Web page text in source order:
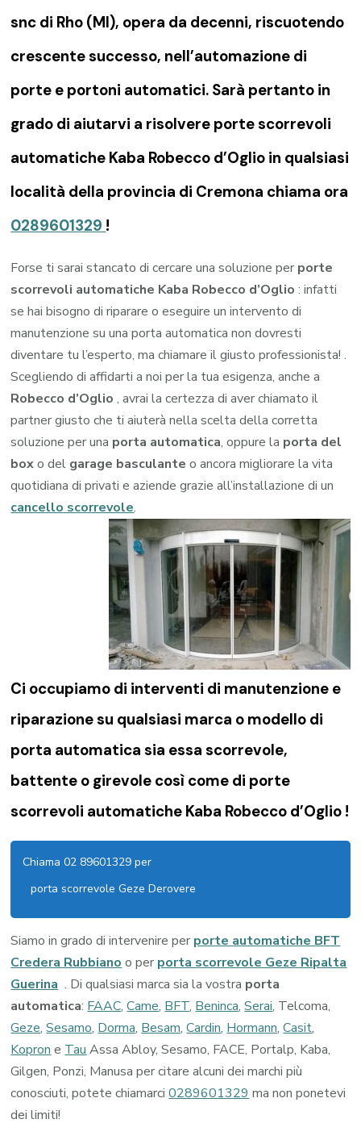
snc di Rho (MI), opera da decenni, riscuotendo
crescente successo, nell’automazione di
porte e portoni automatici. Sarà pertanto in
grado di aiutarvi a risolvere porte scorrevoli
automatiche Kaba Robecco d’Oglio in qualsiasi
località della provincia di Cremona chiama ora
0289601329 !
Forse ti sarai stancato di cercare una soluzione per porte
scorrevoli automatiche Kaba Robecco d’Oglio : infatti
se hai bisogno di riparare o eseguire un intervento di
manutenzione su una porta automatica non dovresti
diventare tu l’esperto, ma chiamare il giusto professionista! .
Scegliendo di affidarti a noi per la tua esigenza, anche a
Robecco d’Oglio, avrai la certezza di aver chiamato il
partner giusto che ti aiuterà nella scelta della corretta
soluzione per una porta automatica, oppure la porta del
boxo del garage basculante o ancora migliorare la vita
quotidiana di privati e aziende grazie all’installazione di un
cancello scorrevole.
Ci occupiamo di interventi di manutenzione e
riparazione su qualsiasi marca o modello di
porta automatica sia essa scorrevole,
battente o girevole così come di porte
scorrevoli automatiche Kaba Robecco d’Oglio !
Chiama 02 89601329 per
porta scorrevole Geze Derovere
Siamo in grado di intervenire per porte automatiche BFT
Credera Rubbiano o per porta scorrevole Geze Ripalta
Guerina . Di qualsiasi marca sia la vostra porta
automatica: FAAC,Came, BFT, Beninca,Serai, Telcoma,
Geze,Sesamo, Dorma, Besam,Cardin, Hormann,Casit,
Kopron e Tau Assa Abloy, Sesamo, FACE, Portalp, Kaba,
Gilgen, Ponzi, Manusa per citare alcuni dei marchi più
conosciuti, potete chiamarci0289601329 ma non ponetevi
dei limiti!